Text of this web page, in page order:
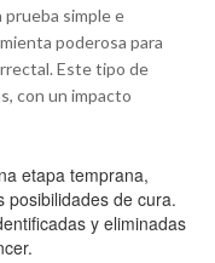
simple e
poderosa para
Este tipo de
con un impacto
etapa temprana,
posibilidades de cura.
y eliminadas